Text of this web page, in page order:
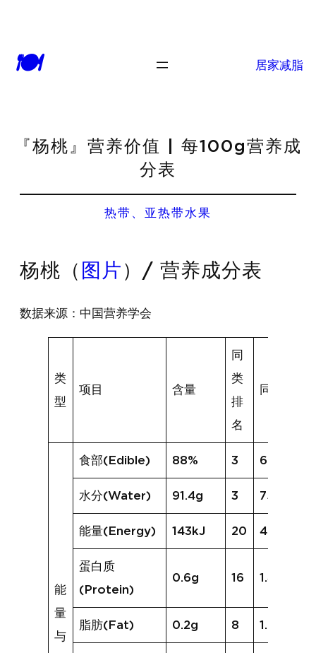
🍽 居家减脂
『杨桃』营养价值 | 每100g营养成
分表
热带、亚热带水果
杨桃（ 图片 ）/ 营养成分表
数据来源：中国营养学会
类
型
项目 含量
同
类
排
名
同类均值
能
量
与
食部(Edible) 88% 3 68%
水分(Water) 91.4g 3 75.5g
能量(Energy) 143kJ 20 420kJ
蛋白质
(Protein)
0.6g 16 1.4g
脂肪(Fat) 0.2g 8 1.0g